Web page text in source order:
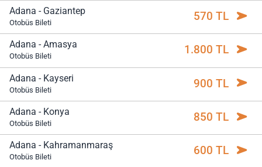
Adana - Gaziantep
Otobüs Bileti 570 TL
Adana - Amasya
Otobüs Bileti 1.800 TL
Adana - Kayseri
Otobüs Bileti 900 TL
Adana - Konya
Otobüs Bileti 850 TL
Adana - Kahramanmaraş
Otobüs Bileti 600 TL